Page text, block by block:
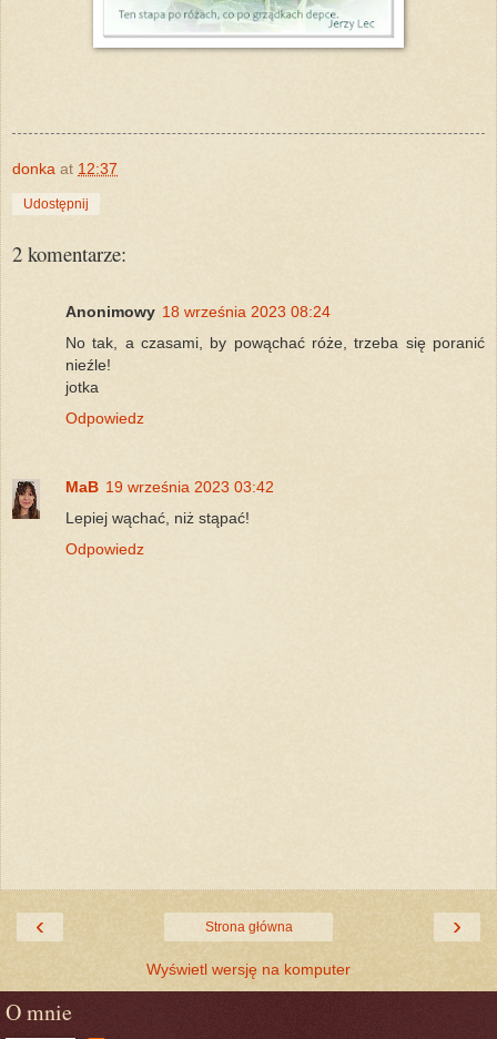
donka at 12:37
Udostępnij
2 komentarze:
Anonimowy 18 września 2023 08:24
No tak, a czasami, by powąchać róże, trzeba się poranić
nieźle!
jotka
Odpowiedz
MaB 19 września 2023 03:42
Lepiej wąchać, niż stąpać!
Odpowiedz
‹ ›
Strona główna
Wyświetl wersję na komputer
O mnie